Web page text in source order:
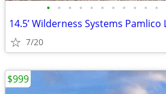
• • • • • • • • • • •
14.5’ Wilderness Systems
7/20
$999